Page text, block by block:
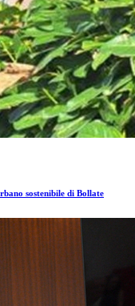
sostenibile di Bollate